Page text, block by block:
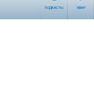
ПОДКАСТЫ ЭФИР